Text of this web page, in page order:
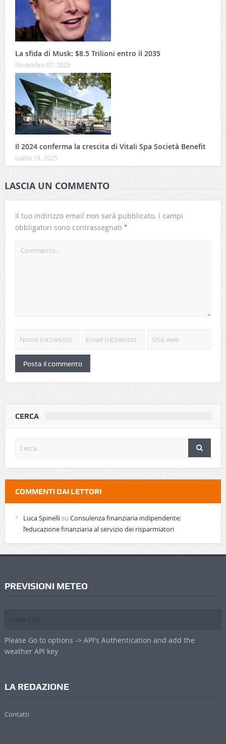
La sfida di Musk: $8.5 Trilioni entro il 2035
Novembre 07, 2025
Il 2024 conferma la crescita di Vitali Spa Società Benefit
Luglio 18, 2025
LASCIA UN COMMENTO
Il tuo indirizzo email non sarà pubblicato. I campi
obbligatori sono contrassegnati *
CERCA
COMMENTI DAI LETTORI
Luca Spinellisu Consulenza finanziaria indipendente:
l’educazione finanziaria al servizio dei risparmiatori
PREVISIONI METEO
Please Go to options -> API's Authentication and add the
weather API key
LA REDAZIONE
Contatti